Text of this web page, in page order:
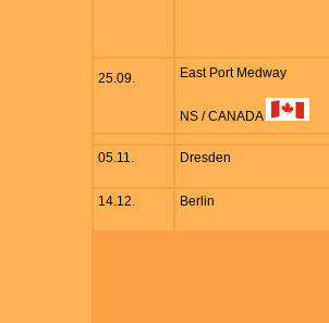
25.09. East Port Medway
NS / CANADA
05.11. Dresden
14.12. Berlin